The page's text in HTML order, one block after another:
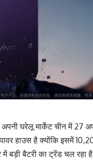
अपनी घरेलू मार्केट चीन में 27
हाउस है क्योंकि इसमें
बड़ी बैटरी का ट्रेंड चल रहा